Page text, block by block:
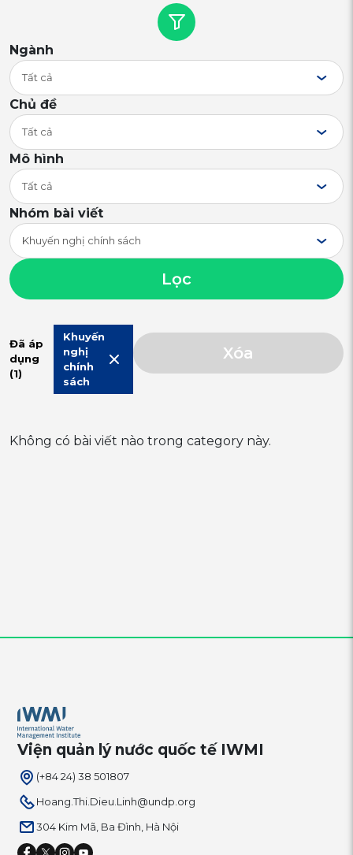
Ngành
Tất cả
Chủ đề
Tất cả
Mô hình
Tất cả
Nhóm bài viết
Khuyến nghị chính sách
Lọc
Đã áp
dụng
(1)
Khuyến
nghị
chính
sách
Xóa
Không có bài viết nào trong category này.
Viện quản lý nước quốc tế IWMI
(+84 24) 38 501807
Hoang.Thi.Dieu.Linh@undp.org
304 Kim Mã, Ba Đình, Hà Nội